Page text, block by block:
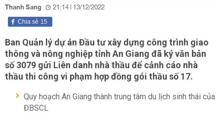
Thanh Sang 21:14 | 13/12/2022
15
Chia sẻ
Ban Quản lý dự án Đầu tư xây dựng công trình giao
thông và nông nghiệp tỉnh An Giang đã ký văn bản
số 3079 gửi Liên danh nhà thầu để cảnh cáo nhà
thầu thi công vi phạm hợp đồng gói thầu số 17.
Quy hoạch An Giang thành trung tâm du lịch sinh thái của
ĐBSCL